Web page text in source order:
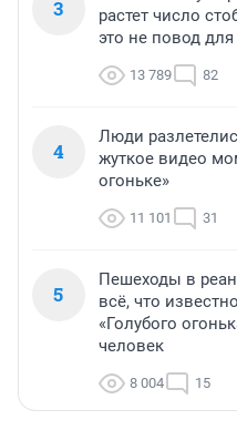
3
растет число
это не повод для
13 789 82
4
Люди
жуткое видео
огоньке»
11 101 31
5
Пешеходы в
всё, что
«Голубого
человек
8 004 15